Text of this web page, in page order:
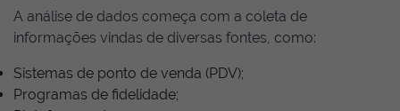
A análise de dados começa com a coleta de
informações vindas de diversas fontes, como:
Sistemas de ponto de venda (PDV);
Programas de fidelidade;